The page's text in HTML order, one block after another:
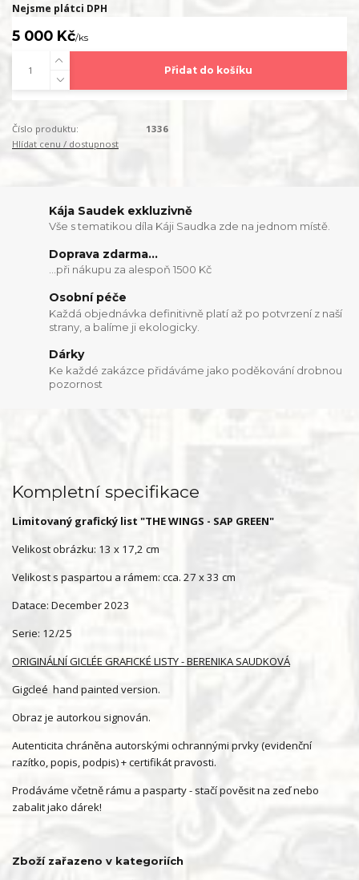
Nejsme plátci DPH
5 000 Kč/ks
Přidat do košíku
Číslo produktu:
1336
Hlídat cenu / dostupnost
Kája Saudek exkluzivně
Vše s tematikou díla Káji Saudka zde na jednom místě.
Doprava zdarma...
...při nákupu za alespoň 1500 Kč
Osobní péče
Každá objednávka definitivně platí až po potvrzení z naší
strany, a balíme ji ekologicky.
Dárky
Ke každé zakázce přidáváme jako poděkování drobnou
pozornost
Kompletní specifikace
Limitovaný grafický list "THE WINGS - SAP GREEN"
Velikost obrázku: 13 x 17,2 cm
Velikost s paspartou a rámem: cca. 27 x 33 cm
Datace: December 2023
Serie: 12/25
ORIGINÁLNÍ GICLÉE GRAFICKÉ LISTY - BERENIKA SAUDKOVÁ
Gigcleé hand painted version.
Obraz je autorkou signován.
Autenticita chráněna autorskými ochrannými prvky (evidenční
razítko, popis, podpis) + certifikát pravosti.
Prodáváme včetně rámu a pasparty - stačí pověsit na zeď nebo
zabalit jako dárek!
Zboží zařazeno v kategoriích